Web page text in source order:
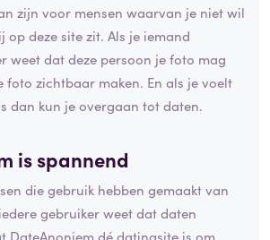
zijn voor mensen waarvan je niet wil
op deze site zit. Als je iemand
weet dat deze persoon je foto mag
foto zichtbaar maken. En als je voelt
dan kun je overgaan tot daten.
is spannend
die gebruik hebben gemaakt van
gebruiker weet dat daten
DateAnoniem dé datingsite is om